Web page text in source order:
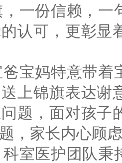
一份信赖，一
认可，更彰显
宝妈特意带着
上锦旗表达谢
题，面对孩子
，家长内心顾
室医护团队秉